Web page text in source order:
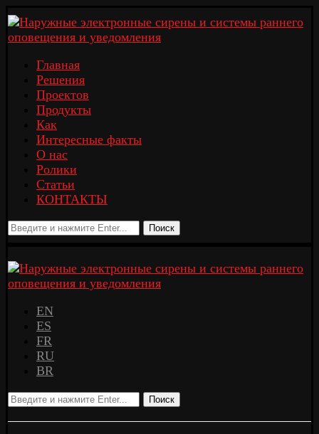
Главная
Решения
Проектов
Продукты
Как
Интересные факты
О нас
Ролики
Статьи
КОНТАКТЫ
Поиск
EN
ES
FR
RU
BR
Поиск